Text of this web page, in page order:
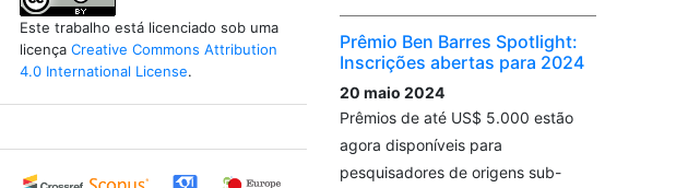
Este trabalho está licenciado sob uma
licençaCreative Commons Attribution
4.0 International License.
Prêmio Ben Barres Spotlight:
Inscrições abertas para 2024
20 maio 2024
Prêmios de até US$ 5.000 estão
agora disponíveis para
pesquisadores de origens sub-